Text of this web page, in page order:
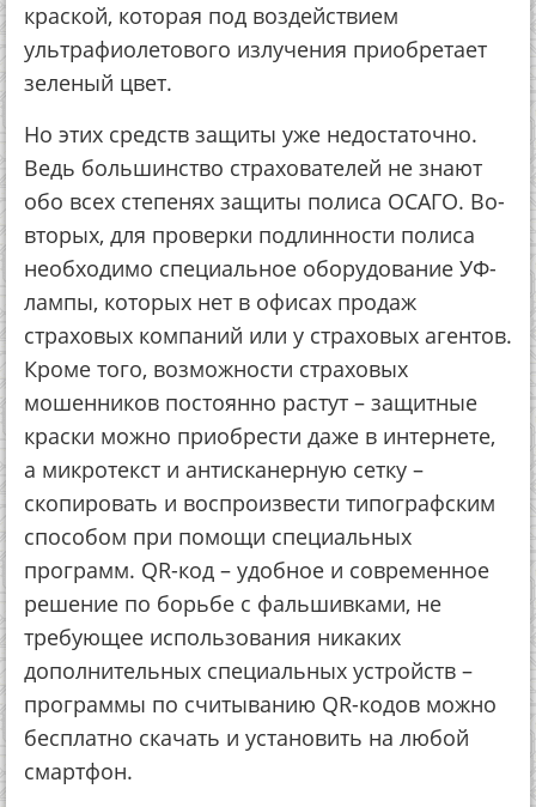
краской, которая под воздействием
ультрафиолетового излучения приобретает
зеленый цвет.
Но этих средств защиты уже недостаточно.
Ведь большинство страхователей не знают
обо всех степенях защиты полиса ОСАГО. Во-
вторых, для проверки подлинности полиса
необходимо специальное оборудование УФ-
лампы, которых нет в офисах продаж
страховых компаний или у страховых агентов.
Кроме того, возможности страховых
мошенников постоянно растут – защитные
краски можно приобрести даже в интернете,
а микротекст и антисканерную сетку –
скопировать и воспроизвести типографским
способом при помощи специальных
программ. QR-код – удобное и современное
решение по борьбе с фальшивками, не
требующее использования никаких
дополнительных специальных устройств –
программы по считыванию QR-кодов можно
бесплатно скачать и установить на любой
смартфон.